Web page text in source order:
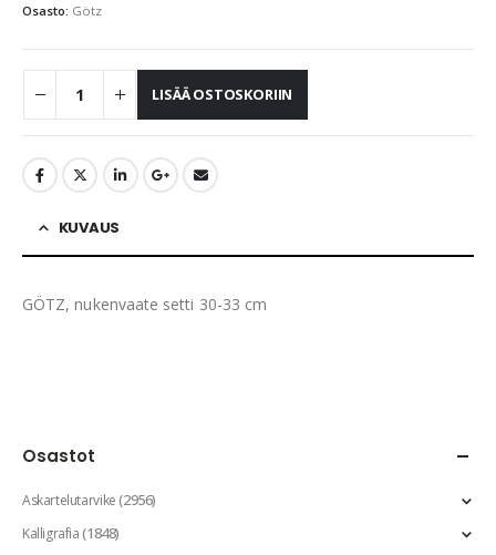
Osasto: Götz
LISÄÄ OSTOSKORIIN
KUVAUS
GÖTZ, nukenvaate setti 30-33 cm
Osastot
Askartelutarvike(2956)
Kalligrafia(1848)